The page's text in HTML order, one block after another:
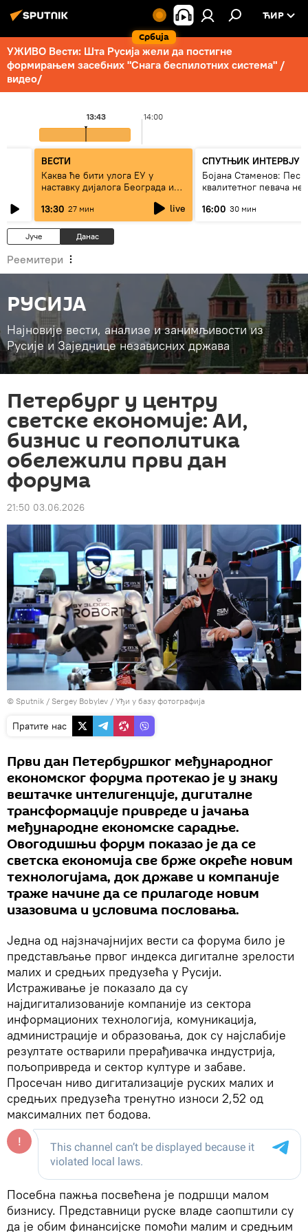
Србија
ЋИР
УЖИВО Вести: Шта Русија жели да постигне
формирањем засебних "Снага беспилотних система" /
видео/
14:00
13:43
ВЕСТИ
Каква ће бити улога ЕУ у
наставку дијалога Београда и
13:30 27 мин live
СПУТЊИК ИНТЕРВЈУ
Бојана Стаменов:
квалитетног певача
16:00 30 мин
Јуче Данас
Реемитери
РУСИЈА
Најновије вести, анализе и занимљивости из
Русије и Заједнице независних држава
Петербург у центру
светске економије: АИ,
бизнис и геополитика
обележили први дан
форума
21:50 03.06.2026
© Sputnik / Sergey Bobylev / Уђи у базу фотографија
Пратите нас
Први дан Петербуршког међународног
економског форума протекао је у знаку
вештачке интелигенције, дигиталне
трансформације привреде и јачања
међународне економске сарадње.
Овогодишњи форум показао је да се
светска економија све брже окреће новим
технологијама, док државе и компаније
траже начине да се прилагоде новим
изазовима и условима пословања.
Једна од најзначајнијих вести са форума било је
представљање првог индекса дигиталне зрелости
малих и средњих предузећа у Русији.
Истраживање је показало да су
најдигитализованије компаније из сектора
информационих технологија, комуникација,
администрације и образовања, док су најслабије
резултате остварили прерађивачка индустрија,
пољопривреда и сектор културе и забаве.
Просечан ниво дигитализације руских малих и
средњих предузећа тренутно износи 2,52 од
максималних пет бодова.
Посебна пажња посвећена је подршци малом
бизнису. Представници руске владе саопштили су
да је обим финансијске помоћи малим и средњим